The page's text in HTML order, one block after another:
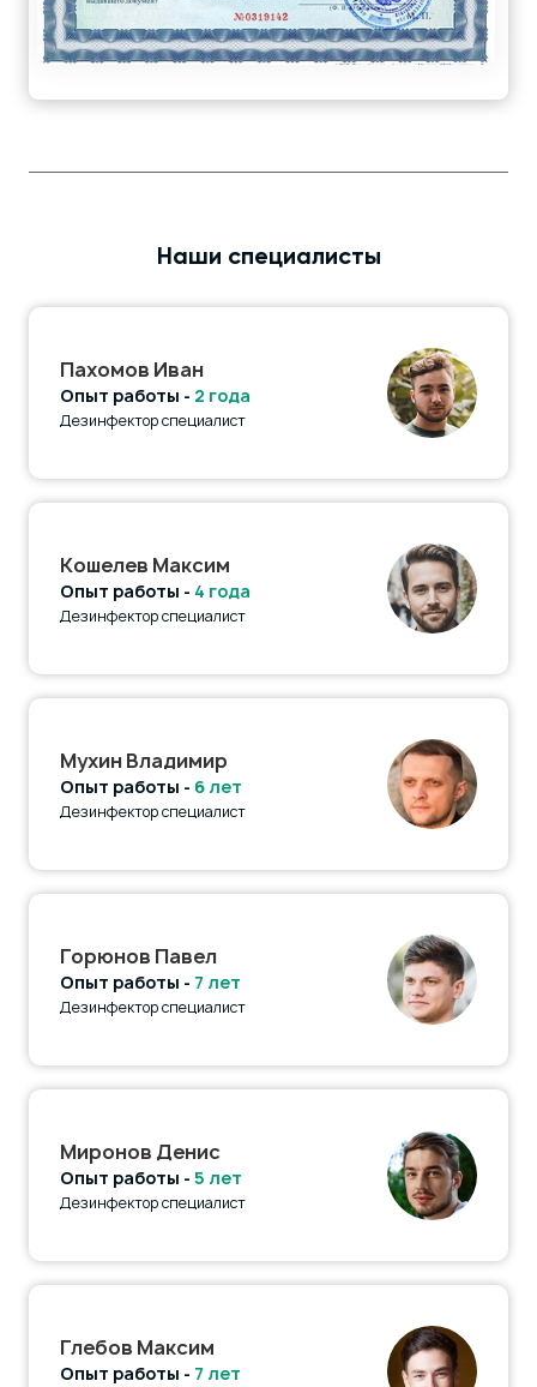
Наши специалисты
Пахомов Иван
Опыт работы - 2 года
Дезинфектор специалист
Кошелев Максим
Опыт работы - 4 года
Дезинфектор специалист
Мухин Владимир
Опыт работы - 6 лет
Дезинфектор специалист
Горюнов Павел
Опыт работы - 7 лет
Дезинфектор специалист
Миронов Денис
Опыт работы - 5 лет
Дезинфектор специалист
Глебов Максим
Опыт работы - 7 лет